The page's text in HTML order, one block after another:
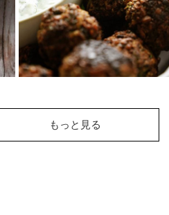
と煮込んだレシピです。
やわらかくなった豚肉にくるみ
の程よ...
ザジキソース
もっと見る